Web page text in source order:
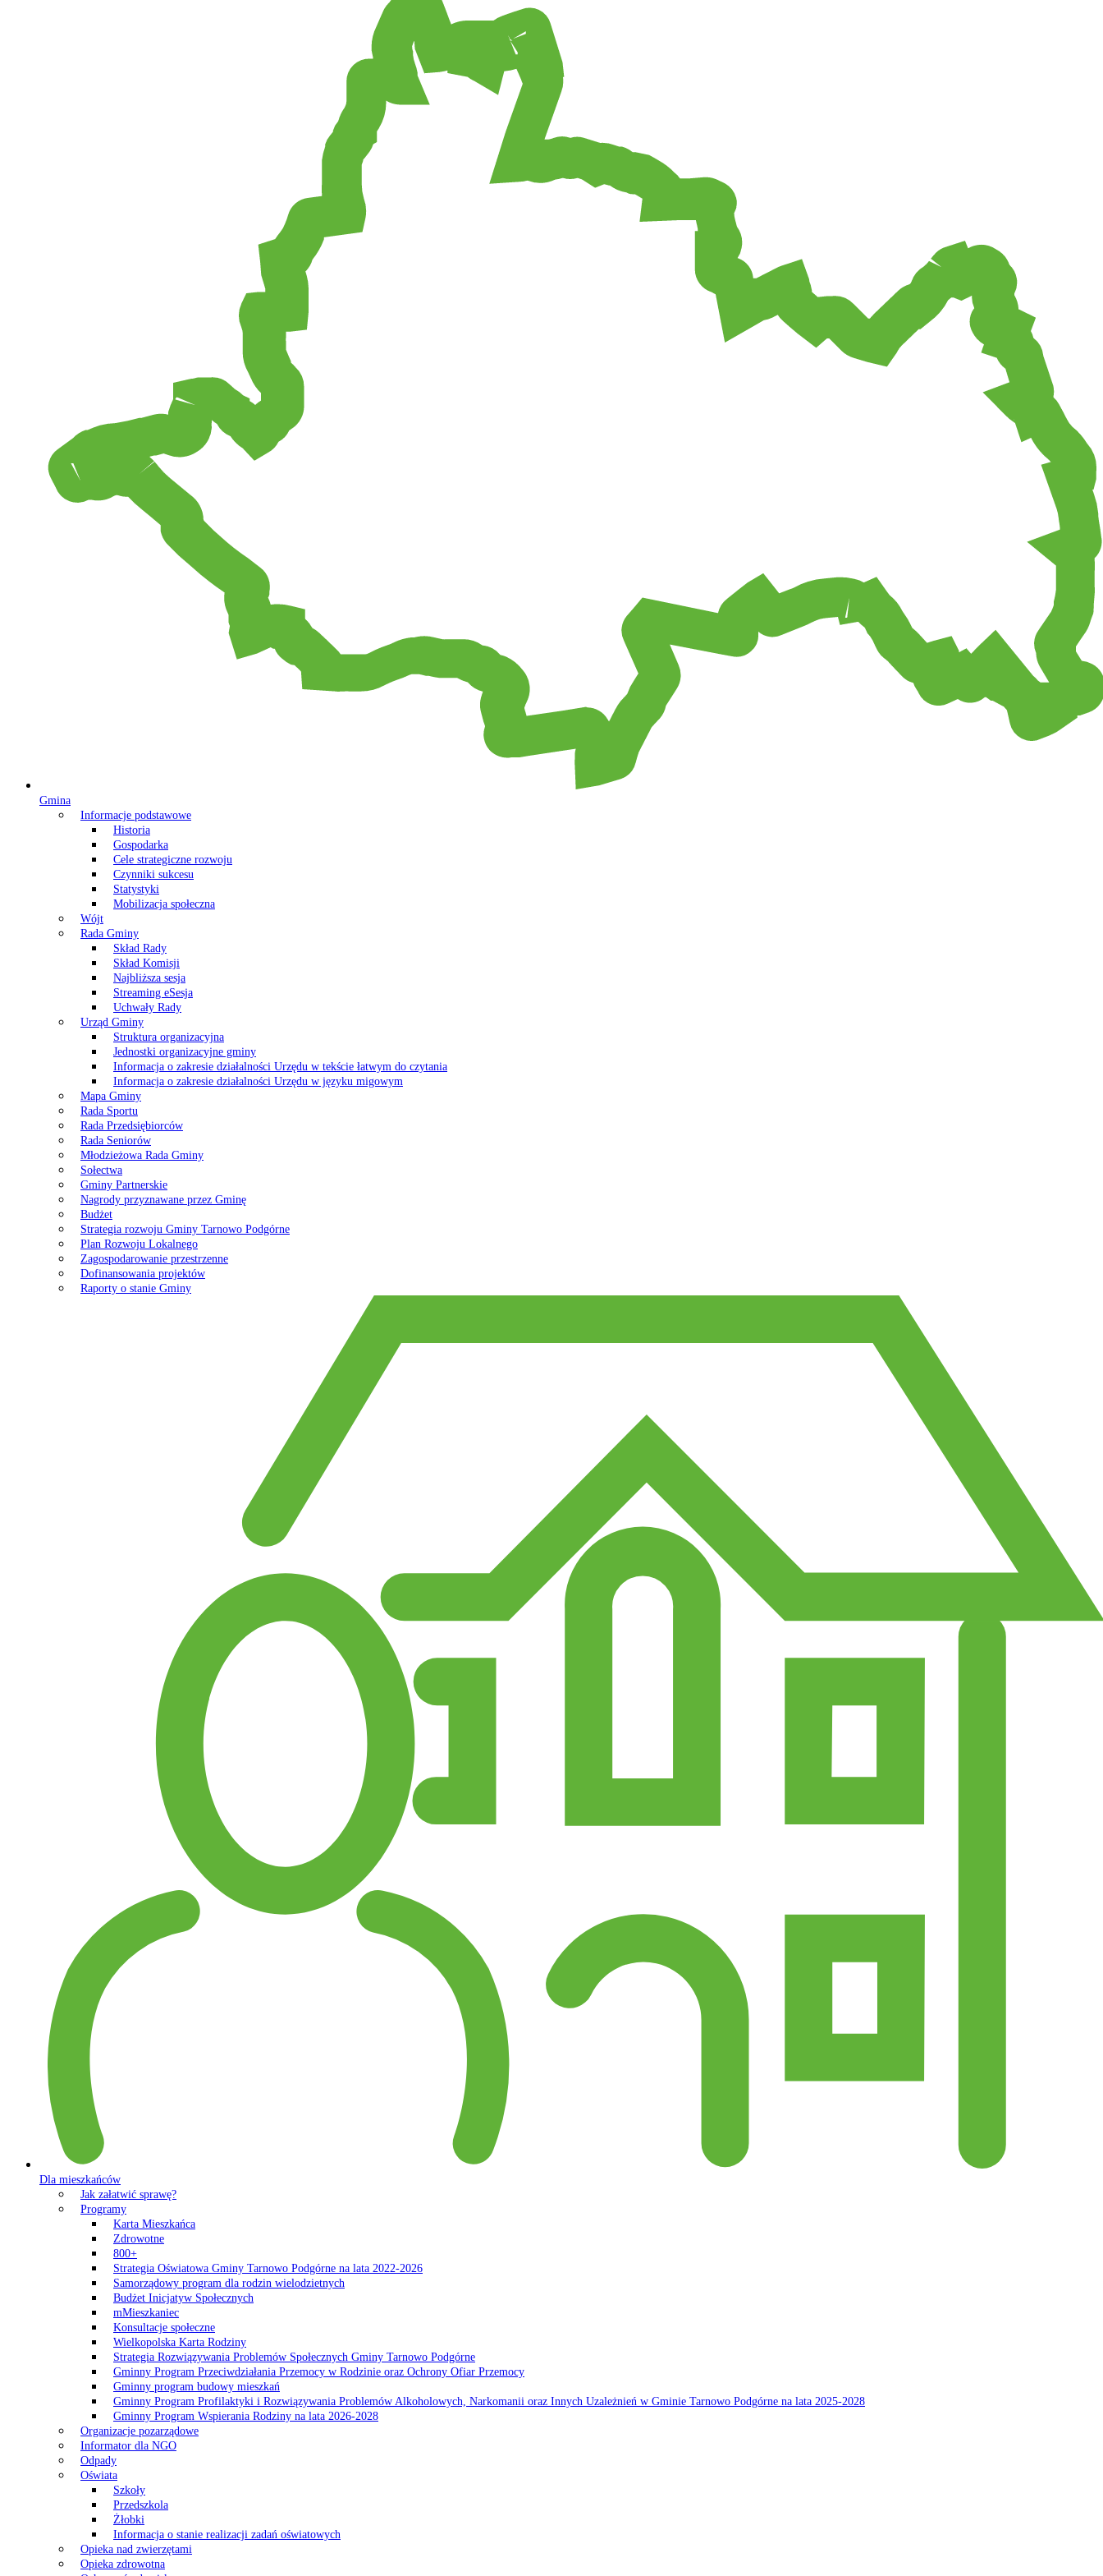
Gmina
Informacje podstawowe
Historia
Gospodarka
Cele strategiczne rozwoju
Czynniki sukcesu
Statystyki
Mobilizacja społeczna
Wójt
Rada Gminy
Skład Rady
Skład Komisji
Najbliższa sesja
Streaming eSesja
Uchwały Rady
Urząd Gminy
Struktura organizacyjna
Jednostki organizacyjne gminy
Informacja o zakresie działalności Urzędu w tekście łatwym do czytania
Informacja o zakresie działalności Urzędu w języku migowym
Mapa Gminy
Rada Sportu
Rada Przedsiębiorców
Rada Seniorów
Młodzieżowa Rada Gminy
Sołectwa
Gminy Partnerskie
Nagrody przyznawane przez Gminę
Budżet
Strategia rozwoju Gminy Tarnowo Podgórne
Plan Rozwoju Lokalnego
Zagospodarowanie przestrzenne
Dofinansowania projektów
Raporty o stanie Gminy
Dla mieszkańców
Jak załatwić sprawę?
Programy
Karta Mieszkańca
Zdrowotne
800+
Strategia Oświatowa Gminy Tarnowo Podgórne na lata 2022-2026
Samorządowy program dla rodzin wielodzietnych
Budżet Inicjatyw Społecznych
mMieszkaniec
Konsultacje społeczne
Wielkopolska Karta Rodziny
Strategia Rozwiązywania Problemów Społecznych Gminy Tarnowo Podgórne
Gminny Program Przeciwdziałania Przemocy w Rodzinie oraz Ochrony Ofiar Przemocy
Gminny program budowy mieszkań
Gminny Program Profilaktyki i Rozwiązywania Problemów Alkoholowych, Narkomanii oraz Innych Uzależnień w Gminie Tarnowo Podgórne na lata 2025-2028
Gminny Program Wspierania Rodziny na lata 2026-2028
Organizacje pozarządowe
Informator dla NGO
Odpady
Oświata
Szkoły
Przedszkola
Żłobki
Informacja o stanie realizacji zadań oświatowych
Opieka nad zwierzętami
Opieka zdrowotna